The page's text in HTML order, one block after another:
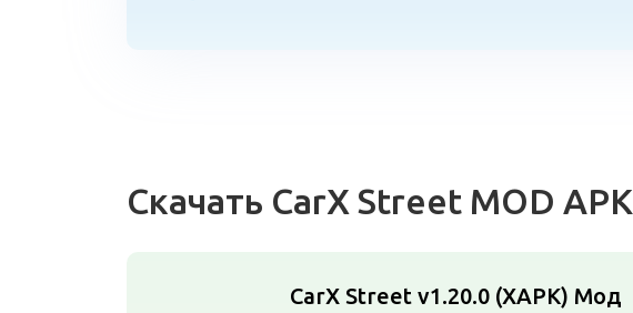
Скачать CarX Street MOD APK
CarX Street v1.20.0 (XAPK) Мод